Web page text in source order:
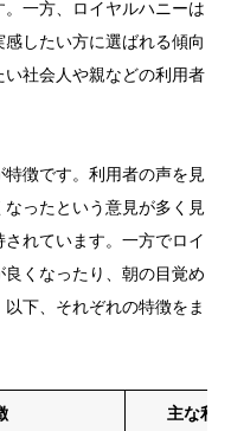
一方、ロイヤルハニーは
したい方に選ばれる傾向
社会人や親などの利用者
徴です。利用者の声を見
ったという意見が多く見
れています。一方でロイ
くなったり、朝の目覚め
下、それぞれの特徴をま
主な利